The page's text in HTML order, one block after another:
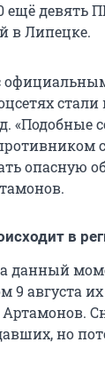
ещё девять
в Липецке.
«Подобные
опасную
в
данный
9 августа их
но